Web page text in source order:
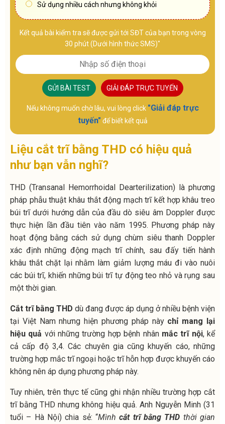
Sử dụng nhiều cách nhưng không khỏi
Kết quả bài kiểm tra sẽ được gửi tới SĐT của bạn trong vòng
30 phút (Dưới hình thức SMS)"
GỬI BÀI TEST GIẢI ĐÁP TRỰC TUYẾN
Nếu không muốn chờ lâu, vui lòng click "Giải đáp trực
tuyến" để biết kết quả
Liệu cắt trĩ bằng THD có hiệu quả
như bạn vẫn nghĩ?
THD (Transanal Hemorrhoidal Dearterilization) là phương
pháp phẫu thuật khâu thắt động mạch trĩ kết hợp khâu treo
búi trĩ dưới hướng dẫn của đầu dò siêu âm Doppler được
thực hiện lần đầu tiên vào năm 1995. Phương pháp này
hoạt động bằng cách sử dụng chùm siêu thanh Doppler
xác định những động mạch trĩ chính, sau đấy tiến hành
khâu thắt chặt lại nhằm làm giảm lượng máu đi vào nuôi
các búi trĩ, khiến những búi trĩ tự động teo nhỏ và rụng sau
một thời gian.
Cắt trĩ bằng THD dù đang được áp dụng ở nhiều bệnh viện
tại Việt Nam nhưng hiện phương pháp này chỉ mang lại
hiệu quả với những trường hợp bệnh nhânmắc trĩ nội, kể
cả cấp độ 3,4. Các chuyên gia cũng khuyến cáo, những
trường hợp mắc trĩ ngoại hoặc trĩ hỗn hợp được khuyến cáo
không nên áp dụng phương pháp này.
Tuy nhiên, trên thực tế cũng ghi nhận nhiều trường hợp cắt
trĩ bằng THD nhưng không hiệu quả. Anh Nguyễn Minh (31
tuổi – Hà Nội) chia sẻ: “Mình cắt trĩ bằng THD thời gian